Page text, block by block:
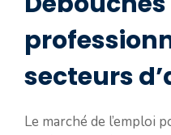
secteurs
Le marché de l’emploi